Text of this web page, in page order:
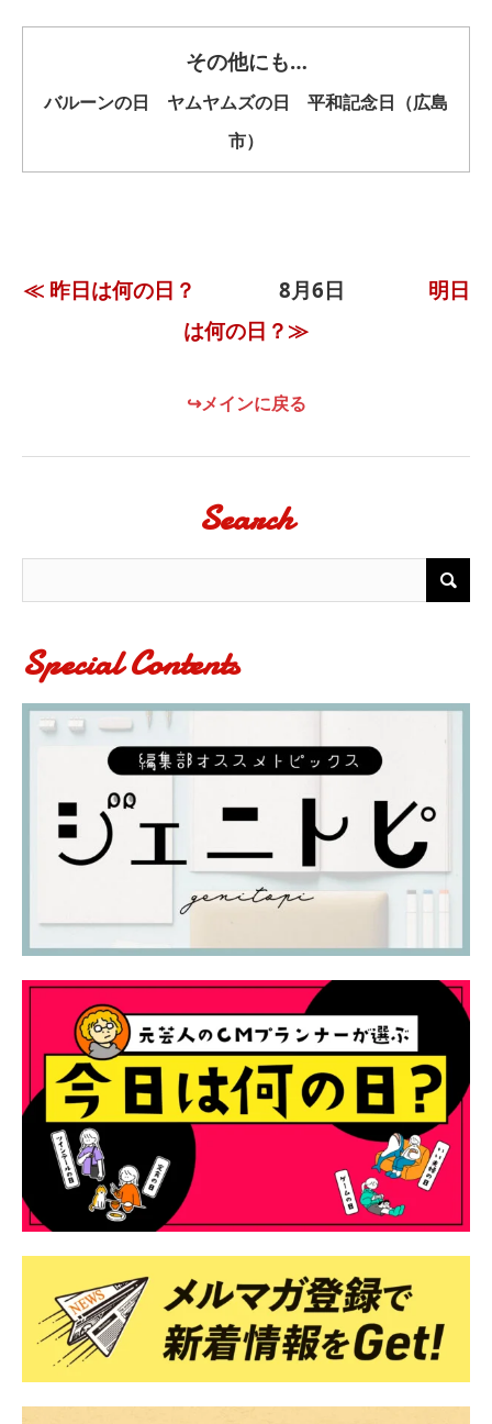
その他にも…
バルーンの日 ヤムヤムズの日 平和記念日（広島
市）
≪ 昨日は何の日？ 8月6日 明日
は何の日？≫
↪メインに戻る
Search
Special Contents